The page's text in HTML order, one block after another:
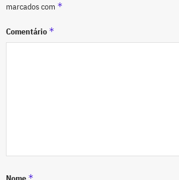
marcados com *
Comentário *